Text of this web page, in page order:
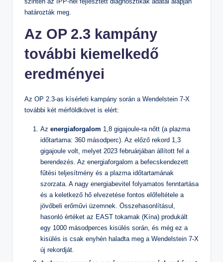
határozták meg.
Az OP 2.3 kampány
további kiemelkedő
eredményei
Az OP 2.3-as kísérleti kampány során a Wendelstein 7-X
további két mérföldkövet is elért:
Az energiaforgalom 1,8 gigajoule-ra nőtt (a plazma
időtartama: 360 másodperc). Az előző rekord 1,3
gigajoule volt, melyet 2023 februárjában állított fel a
berendezés. Az energiaforgalom a befecskendezett
fűtési teljesítmény és a plazma időtartamának
szorzata. A nagy energiabevitel folyamatos fenntartása
és a keletkező hő elvezetése fontos előfeltétele a
jövőbeli erőművi üzemnek. Összehasonlításul,
hasonló értéket az EAST tokamak (Kína) produkált
egy 1000 másodperces kisülés során, és még ez a
kisülés is csak enyhén haladta meg a Wendelstein 7-X
új rekordját.